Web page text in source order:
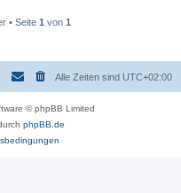
• Seite 1 von 1
Alle Zeiten sind UTC+02:00
© phpBB Limited
phpBB.de